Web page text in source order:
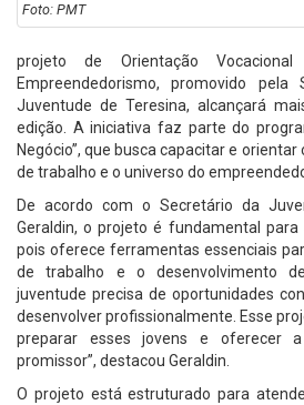
Foto: PMT
projeto de Orientação
Empreendedorismo, promovido pela
Juventude de Teresina, alcançará
edição. A iniciativa faz parte do
Negócio”, que busca capacitar e
de trabalho e o universo do
De acordo com o Secretário da
Geraldin, o projeto é fundamental para
pois oferece ferramentas essenciais
de trabalho e o desenvolvimento
juventude precisa de oportunidades
desenvolver profissionalmente. Esse
preparar esses jovens e oferecer
promissor”, destacou Geraldin.
O projeto está estruturado para